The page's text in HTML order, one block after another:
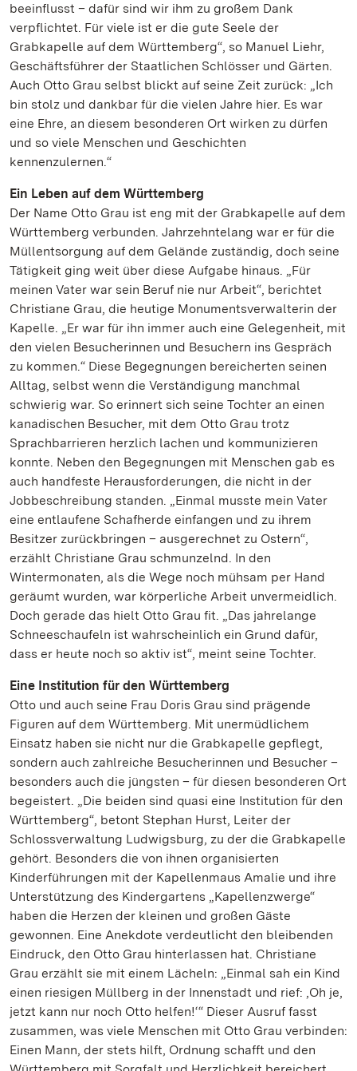
beeinflusst – dafür sind wir ihm zu großem Dank
verpflichtet. Für viele ist er die gute Seele der
Grabkapelle auf dem Württemberg“, so Manuel Liehr,
Geschäftsführer der Staatlichen Schlösser und Gärten.
Auch Otto Grau selbst blickt auf seine Zeit zurück: „Ich
bin stolz und dankbar für die vielen Jahre hier. Es war
eine Ehre, an diesem besonderen Ort wirken zu dürfen
und so viele Menschen und Geschichten
kennenzulernen.“
Ein Leben auf dem Württemberg
Der Name Otto Grau ist eng mit der Grabkapelle auf dem
Württemberg verbunden. Jahrzehntelang war er für die
Müllentsorgung auf dem Gelände zuständig, doch seine
Tätigkeit ging weit über diese Aufgabe hinaus. „Für
meinen Vater war sein Beruf nie nur Arbeit“, berichtet
Christiane Grau, die heutige Monumentsverwalterin der
Kapelle. „Er war für ihn immer auch eine Gelegenheit, mit
den vielen Besucherinnen und Besuchern ins Gespräch
zu kommen.“ Diese Begegnungen bereicherten seinen
Alltag, selbst wenn die Verständigung manchmal
schwierig war. So erinnert sich seine Tochter an einen
kanadischen Besucher, mit dem Otto Grau trotz
Sprachbarrieren herzlich lachen und kommunizieren
konnte. Neben den Begegnungen mit Menschen gab es
auch handfeste Herausforderungen, die nicht in der
Jobbeschreibung standen. „Einmal musste mein Vater
eine entlaufene Schafherde einfangen und zu ihrem
Besitzer zurückbringen – ausgerechnet zu Ostern“,
erzählt Christiane Grau schmunzelnd. In den
Wintermonaten, als die Wege noch mühsam per Hand
geräumt wurden, war körperliche Arbeit unvermeidlich.
Doch gerade das hielt Otto Grau fit. „Das jahrelange
Schneeschaufeln ist wahrscheinlich ein Grund dafür,
dass er heute noch so aktiv ist“, meint seine Tochter.
Eine Institution für den Württemberg
Otto und auch seine Frau Doris Grau sind prägende
Figuren auf dem Württemberg. Mit unermüdlichem
Einsatz haben sie nicht nur die Grabkapelle gepflegt,
sondern auch zahlreiche Besucherinnen und Besucher –
besonders auch die jüngsten – für diesen besonderen Ort
begeistert. „Die beiden sind quasi eine Institution für den
Württemberg“, betont Stephan Hurst, Leiter der
Schlossverwaltung Ludwigsburg, zu der die Grabkapelle
gehört. Besonders die von ihnen organisierten
Kinderführungen mit der Kapellenmaus Amalie und ihre
Unterstützung des Kindergartens „Kapellenzwerge“
haben die Herzen der kleinen und großen Gäste
gewonnen. Eine Anekdote verdeutlicht den bleibenden
Eindruck, den Otto Grau hinterlassen hat. Christiane
Grau erzählt sie mit einem Lächeln: „Einmal sah ein Kind
einen riesigen Müllberg in der Innenstadt und rief: ‚Oh je,
jetzt kann nur noch Otto helfen!‘“ Dieser Ausruf fasst
zusammen, was viele Menschen mit Otto Grau verbinden:
Einen Mann, der stets hilft, Ordnung schafft und den